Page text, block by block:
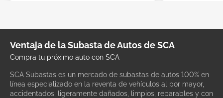
Ventaja de la Subasta de Autos de SCA
Compra tu próximo auto con SCA
SCA Subastas es un mercado de subastas de autos 100% en
línea especializado en la reventa de vehículos al por mayor,
accidentados, ligeramente dañados, limpios, reparables y con